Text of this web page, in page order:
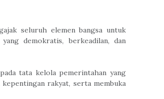
seluruh elemen bangsa untuk
demokratis, berkeadilan, dan
tata kelola pemerintahan yang
rakyat, serta membuka